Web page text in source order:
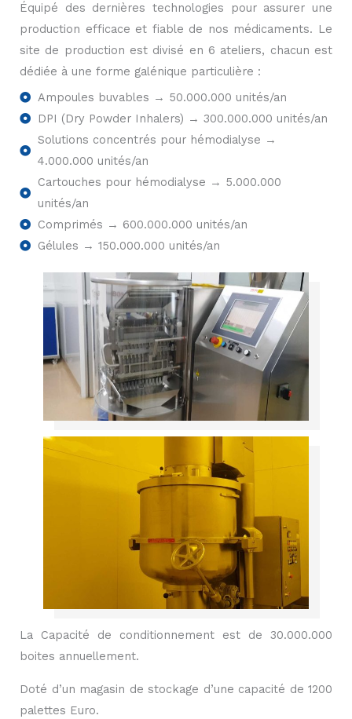
Équipé des dernières technologies pour assurer une
production efficace et fiable de nos médicaments. Le
site de production est divisé en 6 ateliers, chacun est
dédiée à une forme galénique particulière :
Ampoules buvables → 50.000.000 unités/an
DPI (Dry Powder Inhalers) → 300.000.000 unités/an
Solutions concentrés pour hémodialyse →
4.000.000 unités/an
Cartouches pour hémodialyse → 5.000.000
unités/an
Comprimés → 600.000.000 unités/an
Gélules → 150.000.000 unités/an
La Capacité de conditionnement est de 30.000.000
boites annuellement.
Doté d’un magasin de stockage d’une capacité de 1200
palettes Euro.